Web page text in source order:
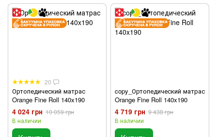
20
Ортопедический матрас
Orange Fine Roll 140x190
4 024 грн 10 059 грн
В наличии
copy_Ортопедический матрас
Orange Fine Roll 140x190
4 719 грн 9 438 грн
В наличии